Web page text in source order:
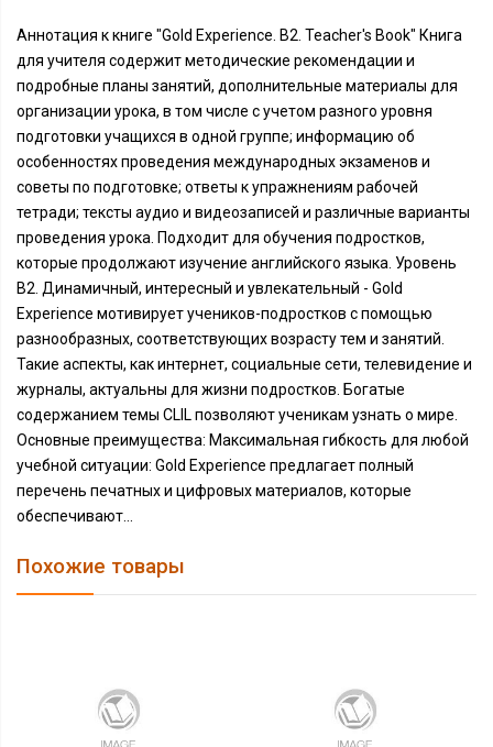
Аннотация к книге "Gold Experience. B2. Teacher's Book" Книга
для учителя содержит методические рекомендации и
подробные планы занятий, дополнительные материалы для
организации урока, в том числе с учетом разного уровня
подготовки учащихся в одной группе; информацию об
особенностях проведения международных экзаменов и
советы по подготовке; ответы к упражнениям рабочей
тетради; тексты аудио и видеозаписей и различные варианты
проведения урока. Подходит для обучения подростков,
которые продолжают изучение английского языка. Уровень
B2. Динамичный, интересный и увлекательный - Gold
Experience мотивирует учеников-подростков с помощью
разнообразных, соответствующих возрасту тем и занятий.
Такие аспекты, как интернет, социальные сети, телевидение и
журналы, актуальны для жизни подростков. Богатые
содержанием темы CLIL позволяют ученикам узнать о мире.
Основные преимущества: Максимальная гибкость для любой
учебной ситуации: Gold Experience предлагает полный
перечень печатных и цифровых материалов, которые
обеспечивают...
Похожие товары